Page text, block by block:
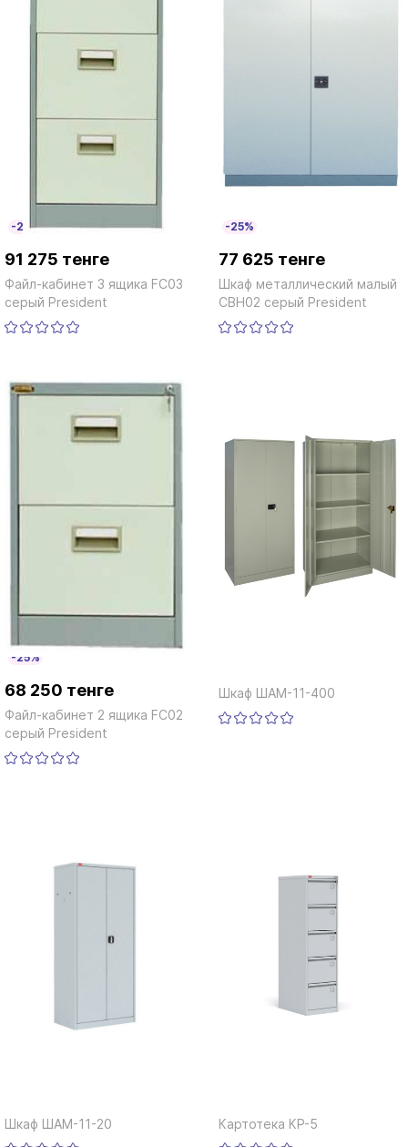
-25%
91 275 тенге
Файл-кабинет 3 ящика FC03
серый President
-25%
77 625 тенге
Шкаф металлический малый
СВН02 серый President
-25%
68 250 тенге
Файл-кабинет 2 ящика FC02
серый President
Шкаф ШАМ-11-400
Шкаф ШАМ-11-20 Картотека КР-5